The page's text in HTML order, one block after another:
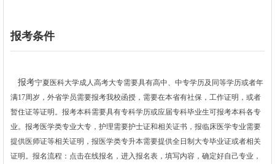
报考条件
报考宁夏医科大学成人高考大专需要具有高中、中专学历及同等学历或者年
满17周岁，外省学员需要报考我校函授，需要在本省有社保，工作证明，或者
暂住证等证明。报考本科需要具有专科学历或应届专科毕业生可报考本科各专
业。报考医学类专业大专，护理需要护士证和相关证书，报临床医学专业需要
提供医师证等相关证明，报医学类专升本需要提供全日制大专毕业证或者相关
证明。报名流程：点击在线报名，进入报名表，填写内容，确定好自己专业，